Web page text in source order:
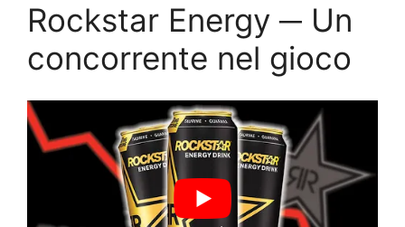
Rockstar Energy ─ Un
concorrente nel gioco